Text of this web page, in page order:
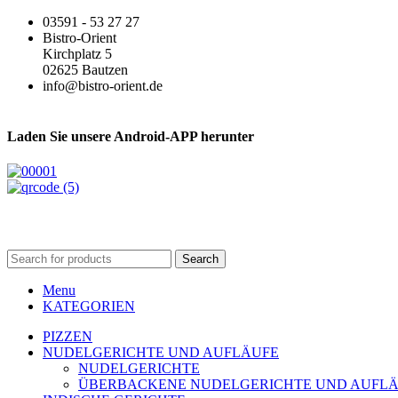
03591 - 53 27 27
Bistro-Orient
Kirchplatz 5
02625 Bautzen
info@bistro-orient.de
Laden Sie unsere Android-APP herunter
Search
Menu
KATEGORIEN
PIZZEN
NUDELGERICHTE UND AUFLÄUFE
NUDELGERICHTE
ÜBERBACKENE NUDELGERICHTE UND